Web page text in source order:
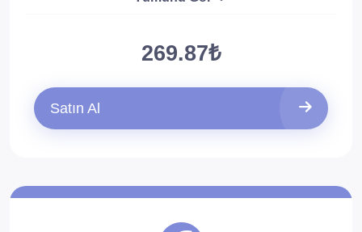
269.87₺
Satın Al